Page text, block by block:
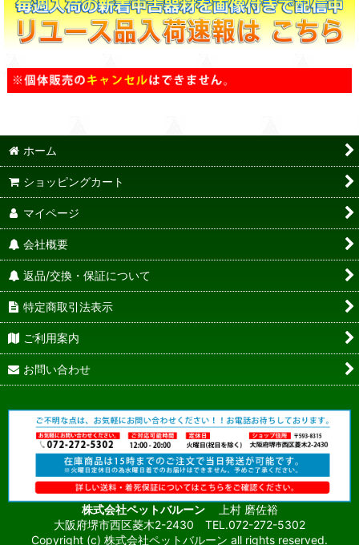
ホーム
ショッピングカート
マイページ
会社概要
返品/交換・保証について
特定商取引法表示
ご利用案内
お問い合わせ
株式会社ペットバルーン
上村 磨佐裕
大阪府堺市西区菱木2-2430 TEL.072-272-5302
Copyright (c) 株式会社ペットバルーン all rights reserved.